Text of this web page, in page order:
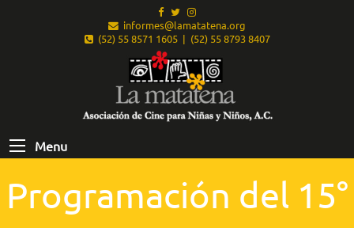
informes@lamatatena.org
(52) 55 8571 1605 | (52) 55 8793 8407
Menu
Programación del 15°